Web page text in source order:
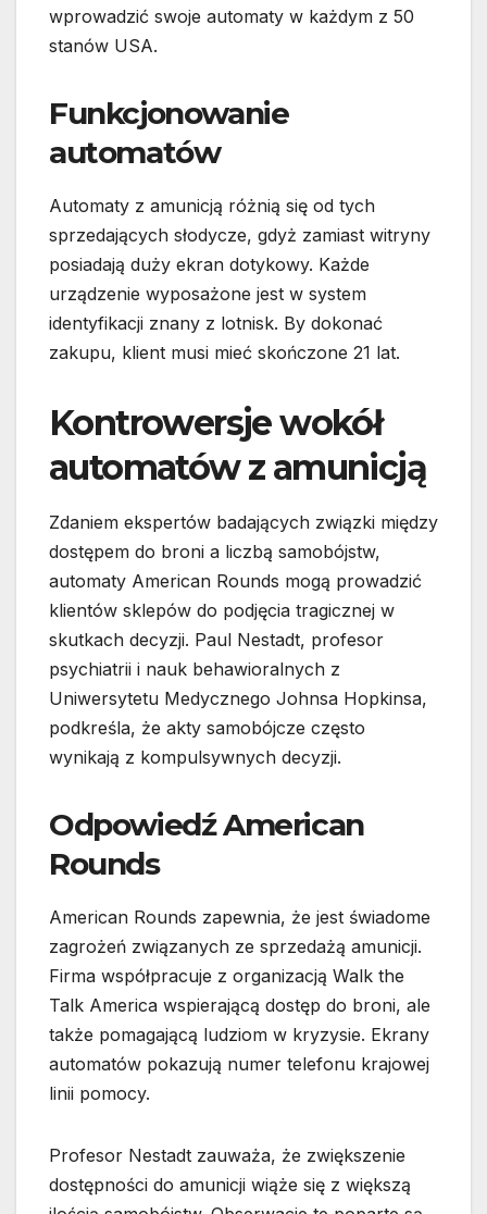
wprowadzić swoje automaty w każdym z 50
stanów USA.
Funkcjonowanie
automatów
Automaty z amunicją różnią się od tych
sprzedających słodycze, gdyż zamiast witryny
posiadają duży ekran dotykowy. Każde
urządzenie wyposażone jest w system
identyfikacji znany z lotnisk. By dokonać
zakupu, klient musi mieć skończone 21 lat.
Kontrowersje wokół
automatów z amunicją
Zdaniem ekspertów badających związki między
dostępem do broni a liczbą samobójstw,
automaty American Rounds mogą prowadzić
klientów sklepów do podjęcia tragicznej w
skutkach decyzji. Paul Nestadt, profesor
psychiatrii i nauk behawioralnych z
Uniwersytetu Medycznego Johnsa Hopkinsa,
podkreśla, że akty samobójcze często
wynikają z kompulsywnych decyzji.
Odpowiedź American
Rounds
American Rounds zapewnia, że jest świadome
zagrożeń związanych ze sprzedażą amunicji.
Firma współpracuje z organizacją Walk the
Talk America wspierającą dostęp do broni, ale
także pomagającą ludziom w kryzysie. Ekrany
automatów pokazują numer telefonu krajowej
linii pomocy.
Profesor Nestadt zauważa, że zwiększenie
dostępności do amunicji wiąże się z większą